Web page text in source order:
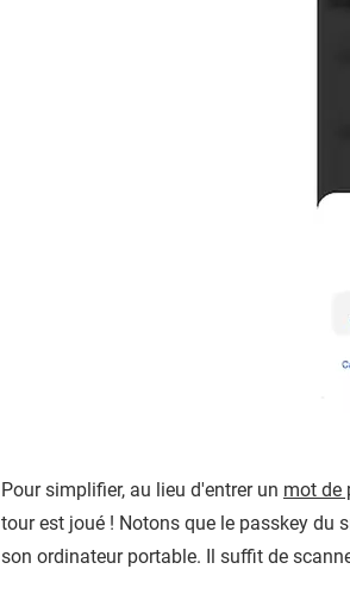
Pour simplifier, au lieu d'entrer un mot de
tour est joué ! Notons que le passkey du
son ordinateur portable. Il suffit de